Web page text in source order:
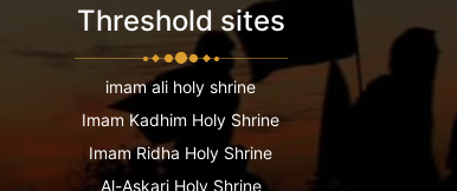
Threshold sites
imam ali holy shrine
Imam Kadhim Holy Shrine
Imam Ridha Holy Shrine
Al-Askari Holy Shrine